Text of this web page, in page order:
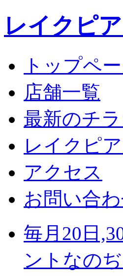
レイクピ
トップペ
店舗一覧
最新のチ
レイクピ
アクセス
お問い合
毎月20日
ントなのぢ